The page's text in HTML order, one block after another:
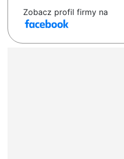
Zobacz profil firmy na